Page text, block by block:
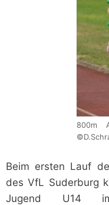
800m
Beim ersten Lauf
des VfL Suderburg
Jugend U14